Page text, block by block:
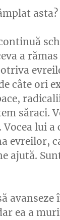
asta?
a
câte ori
săraci.
Vocea lui a
evreilor,
ajută.
avanseze
ea a